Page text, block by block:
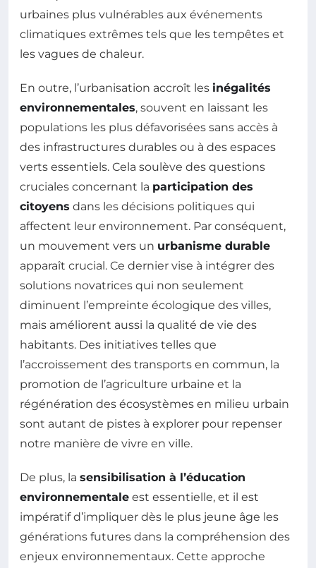
urbaines plus vulnérables aux événements
climatiques extrêmes tels que les tempêtes et
les vagues de chaleur.
En outre, l’urbanisation accroît les inégalités
environnementales, souvent en laissant les
populations les plus défavorisées sans accès à
des infrastructures durables ou à des espaces
verts essentiels. Cela soulève des questions
cruciales concernant la participation des
citoyens dans les décisions politiques qui
affectent leur environnement. Par conséquent,
un mouvement vers un urbanisme durable
apparaît crucial. Ce dernier vise à intégrer des
solutions novatrices qui non seulement
diminuent l’empreinte écologique des villes,
mais améliorent aussi la qualité de vie des
habitants. Des initiatives telles que
l’accroissement des transports en commun, la
promotion de l’agriculture urbaine et la
régénération des écosystèmes en milieu urbain
sont autant de pistes à explorer pour repenser
notre manière de vivre en ville.
De plus, la sensibilisation à l’éducation
environnementale est essentielle, et il est
impératif d’impliquer dès le plus jeune âge les
générations futures dans la compréhension des
enjeux environnementaux. Cette approche